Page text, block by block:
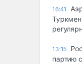
16:41
13:15
партию